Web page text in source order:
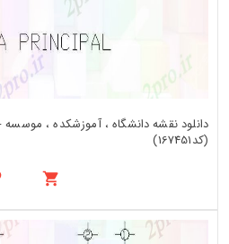
دانلود نقشه دانشگاه ، آموزشکده ، موسسه -
(کد167451)